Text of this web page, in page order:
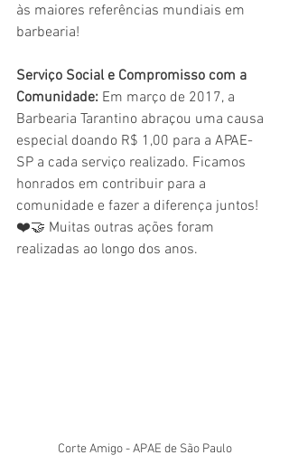
às maiores referências mundiais em
barbearia!
Serviço Social e Compromisso com a
Comunidade: Em março de 2017, a
Barbearia Tarantino abraçou uma causa
especial doando R$ 1,00 para a APAE-
SP a cada serviço realizado. Ficamos
honrados em contribuir para a
comunidade e fazer a diferença juntos!
❤️🤝 Muitas outras ações foram
realizadas ao longo dos anos.
Corte Amigo - APAE de São Paulo